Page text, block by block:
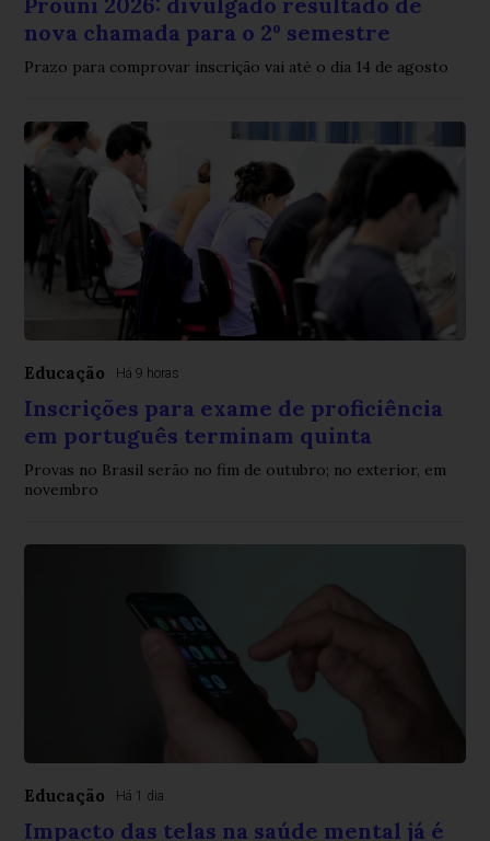
nova chamada para o 2º semestre
Prazo para comprovar inscrição vai até o dia 14 de agosto
Educação Há 9 horas
Inscrições para exame de proficiência
em português terminam quinta
Provas no Brasil serão no fim de outubro; no exterior, em
novembro
Educação Há 1 dia
Impacto das telas na saúde mental já é